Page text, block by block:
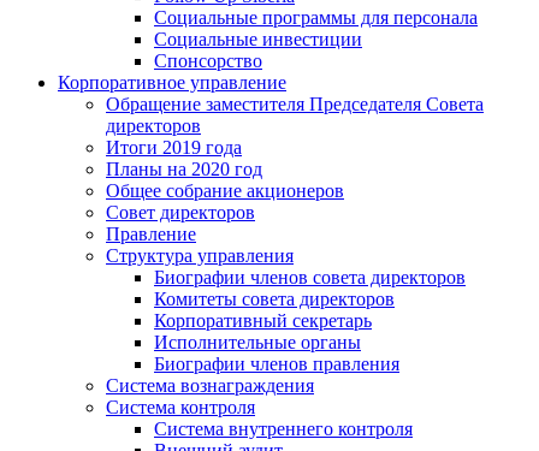
Социальные программы для персонала
Социальные инвестиции
Спонсорство
Корпоративное управление
Обращение заместителя Председателя Совета
директоров
Итоги 2019 года
Планы на 2020 год
Общее собрание акционеров
Совет директоров
Правление
Структура управления
Биографии членов совета директоров
Комитеты совета директоров
Корпоративный секретарь
Исполнительные органы
Биографии членов правления
Система вознаграждения
Система контроля
Система внутреннего контроля